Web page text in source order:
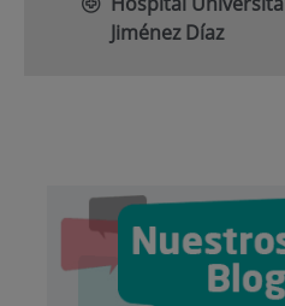
Jiménez Díaz